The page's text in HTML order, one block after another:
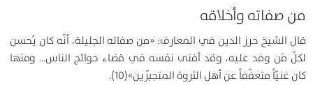
من صفاته وأخلاقه
قال الشيخ حرز الدين في المعارف: «من صفاته الجليلة، أنّه كان يُحسن
لكلّ مَن وفد عليه، وقد أفنى نفسه في قضاء حوائج الناس… ومنها
كان غنيّاً متعفّفاً عن أهل الثروة المتجبّرين»(10).